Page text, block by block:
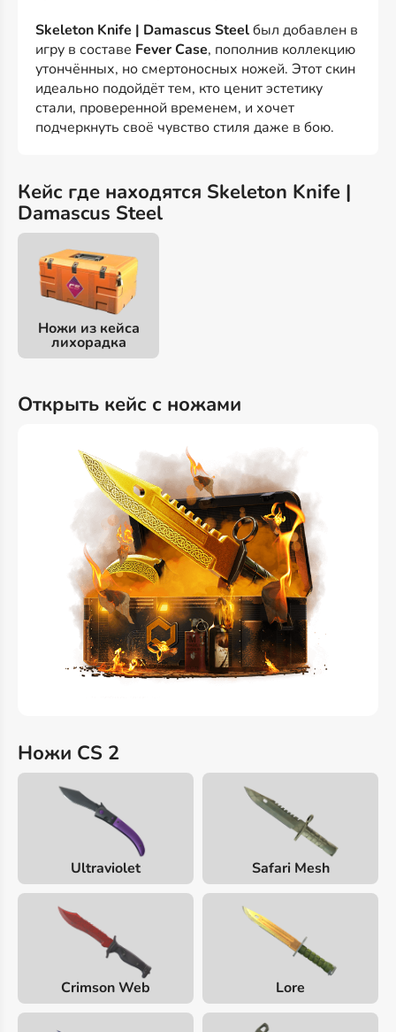
Skeleton Knife | Damascus Steelбыл добавлен в
игру в составе Fever Case, пополнив коллекцию
утончённых, но смертоносных ножей. Этот скин
идеально подойдёт тем, кто ценит эстетику
стали, проверенной временем, и хочет
подчеркнуть своё чувство стиля даже в бою.
Кейс где находятся Skeleton Knife |
Damascus Steel
Ножи из кейса
лихорадка
Открыть кейс с ножами
Ножи CS 2
Ultraviolet Safari Mesh
Crimson Web Lore